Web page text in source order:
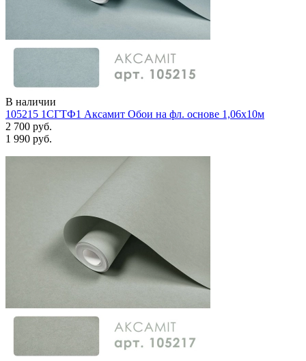
В наличии
105215 1СГТФ1 Аксамит Обои на фл. основе 1,06х10м
2 700 руб.
1 990 руб.